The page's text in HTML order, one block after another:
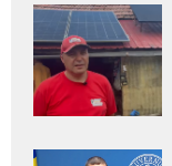
Adaugă
aici textul
pentru
subtitlu